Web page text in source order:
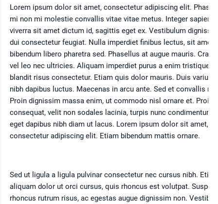
Lorem ipsum dolor sit amet, consectetur adipiscing elit.
mi non mi molestie convallis vitae vitae metus. Integer sapien
viverra sit amet dictum id, sagittis eget ex. Vestibulum
dui consectetur feugiat. Nulla imperdiet finibus lectus, sit amet
bibendum libero pharetra sed. Phasellus at augue mauris. Cras
vel leo nec ultricies. Aliquam imperdiet purus a enim tristique,
blandit risus consectetur. Etiam quis dolor mauris. Duis varius
nibh dapibus luctus. Maecenas in arcu ante. Sed et convallis
Proin dignissim massa enim, ut commodo nisl ornare et. Proin
consequat, velit non sodales lacinia, turpis nunc condimentum
eget dapibus nibh diam ut lacus. Lorem ipsum dolor sit amet,
consectetur adipiscing elit. Etiam bibendum mattis ornare.
Sed ut ligula a ligula pulvinar consectetur nec cursus nibh.
aliquam dolor ut orci cursus, quis rhoncus est volutpat.
rhoncus rutrum risus, ac egestas augue dignissim non.